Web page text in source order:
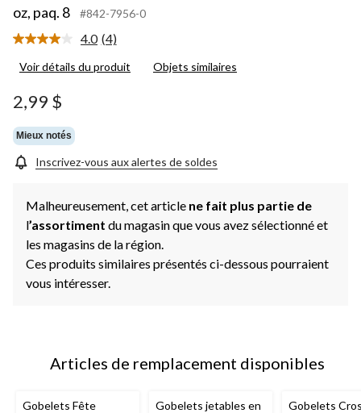
oz, paq. 8
#842-7956-0
4.0 Lire
4
(4)
Voir détails du produit Objets similaires
2,99 $
Mieux notés
Inscrivez-vous aux alertes de soldes
Malheureusement, cet article ne fait plus partie de
l’assortiment du magasin que vous avez sélectionné et
les magasins de la région.
Ces produits similaires présentés ci-dessous pourraient
vous intéresser.
Articles de remplacement disponibles
Gobelets Fête
Gobelets jetables en
Gobelets